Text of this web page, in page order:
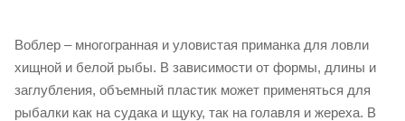
Воблер – многогранная и уловистая приманка для ловли
хищной и белой рыбы. В зависимости от формы, длины и
заглубления, объемный пластик может применяться для
рыбалки как на судака и щуку, так на голавля и жереха. В